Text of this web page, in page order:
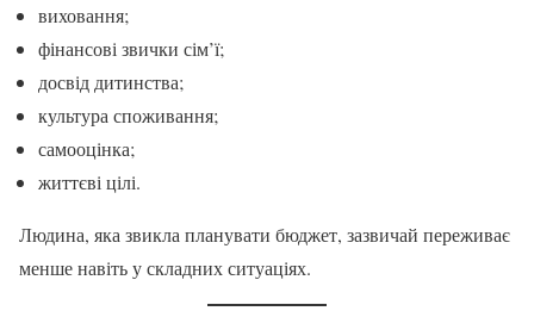
виховання;
фінансові звички сім’ї;
досвід дитинства;
культура споживання;
самооцінка;
життєві цілі.
Людина, яка звикла планувати бюджет, зазвичай переживає
менше навіть у складних ситуаціях.